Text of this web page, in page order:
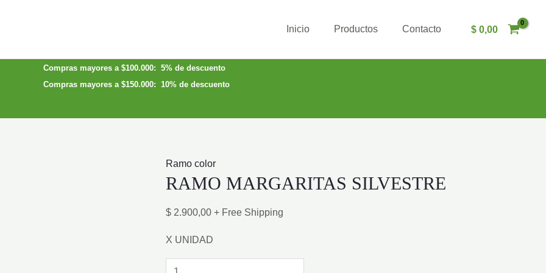
Inicio Productos Contacto $0,00
Compras mayores a $100.000: 5% de descuento
Compras mayores a $150.000: 10% de descuento
Ramo color
RAMO MARGARITAS SILVESTRE
$ 2.900,00 + Free Shipping
X UNIDAD
RAMO